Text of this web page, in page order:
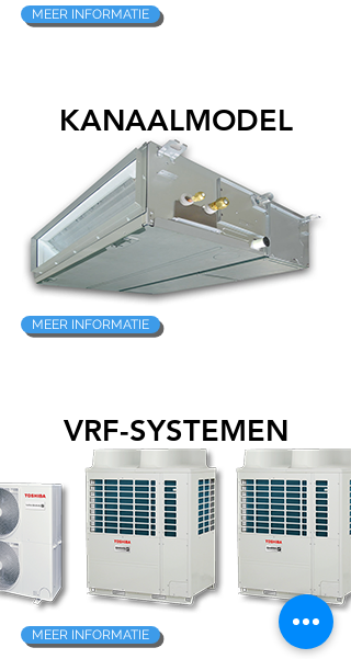
MEER INFORMATIE
KANAALMODEL
MEER INFORMATIE
VRF-SYSTEMEN
MEER INFORMATIE